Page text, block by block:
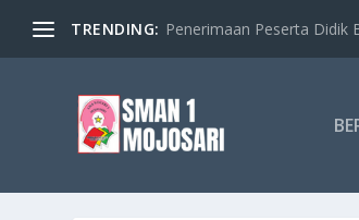
TRENDING: Penerimaan Peserta Didik